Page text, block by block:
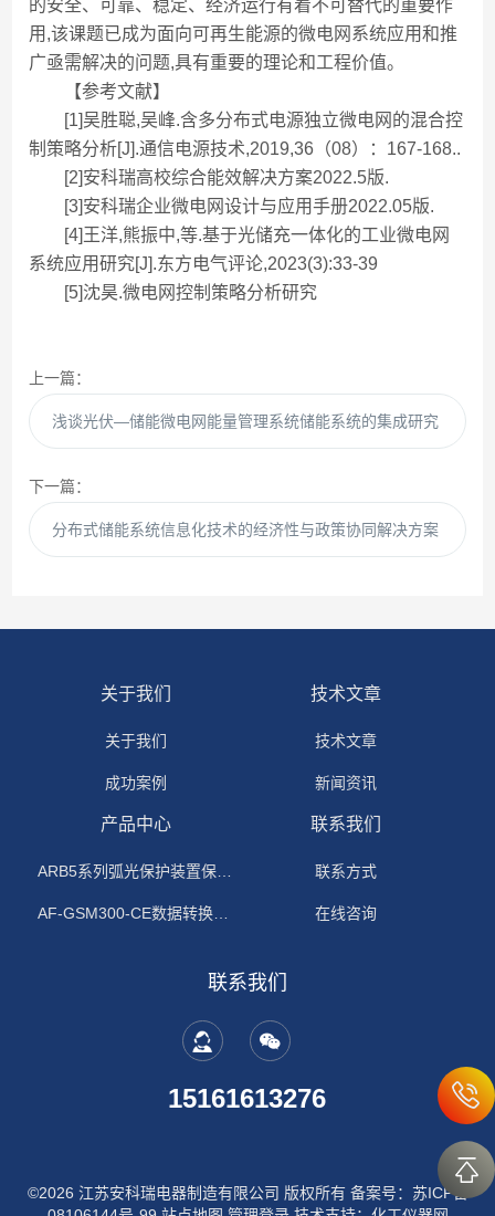
的安全、可靠、稳定、经济运行有着不可替代的重要作
用,该课题已成为面向可再生能源的微电网系统应用和推
广亟需解决的问题,具有重要的理论和工程价值。
【参考文献】
[1]吴胜聪,吴峰.含多分布式电源独立微电网的混合控
制策略分析[J].通信电源技术,2019,36（08）：167-168..
[2]安科瑞高校综合能效解决方案2022.5版.
[3]安科瑞企业微电网设计与应用手册2022.05版.
[4]王洋,熊振中,等.基于光储充一体化的工业微电网
系统应用研究[J].东方电气评论,2023(3):33-39
[5]沈昊.微电网控制策略分析研究
上一篇：
浅谈光伏—储能微电网能量管理系统储能系统的集成研究
下一篇：
分布式储能系统信息化技术的经济性与政策协同解决方案
关于我们
关于我们
成功案例
技术文章
技术文章
新闻资讯
产品中心
ARB5系列弧光保护装置保护功能原理
AF-GSM300-CE数据转换模块
联系我们
联系方式
在线咨询
联系我们
15161613276
©2026 江苏安科瑞电器制造有限公司 版权所有 备案号：苏ICP备